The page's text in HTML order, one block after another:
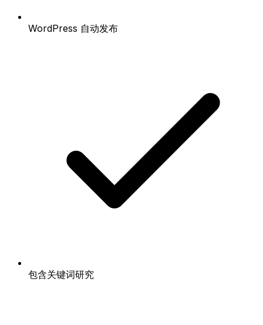
WordPress 自动发布
包含关键词研究